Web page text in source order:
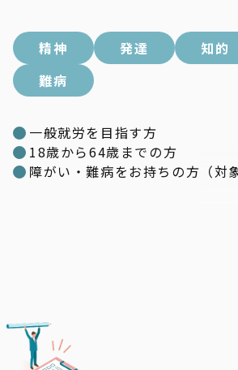
精神 発達 知的
難病
一般就労を目指す方
18歳から64歳までの方
障がい・難病をお持ちの方（対